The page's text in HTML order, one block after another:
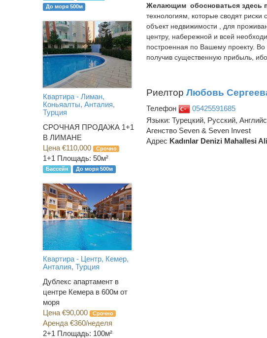
Желающим обосноваться здесь
технологиям, которые сводят
объект недвижимости , для
центру, набережной и всей
построенная по Вашему проекту.
получив существенную прибыль,
Риелтор Любовь
Телефон
05425591685
Языки: Турецкий, Русский,
Агенство Seven & Seven Invest
Адрес Kadınlar Denizi Mahallesi
До моря 500м
Квартира - Лиман,
Коньяалты, Анталия,
Турция
СРОЧНАЯ ПРОДАЖА 1+1
В ЛИМАНЕ
Цена €110,000
Срочно
1+1 Площадь: 50м²
Бассейн До моря 500м
Квартира - Центр, Кемер,
Анталия, Турция
Дублекс апартамент в
центре Кемера в 600м от
моря
Цена €90,000
Срочно
Аренда €360/неделя
2+1 Площадь: 100м²